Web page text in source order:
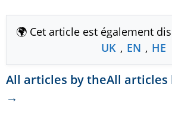
🌍 Cet article est également
UK , EN , HE
All articles by theAll
→